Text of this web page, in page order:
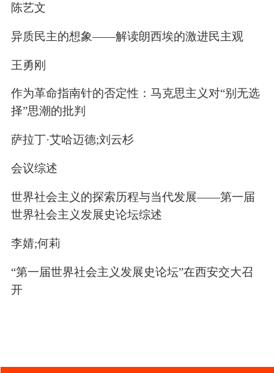
陈艺文
异质民主的想象——解读朗西埃的激进民主观
王勇刚
作为革命指南针的否定性：马克思主义对“别无选
择”思潮的批判
萨拉丁·艾哈迈德;刘云杉
会议综述
世界社会主义的探索历程与当代发展——第一届
世界社会主义发展史论坛综述
李婧;何莉
“第一届世界社会主义发展史论坛”在西安交大召
开